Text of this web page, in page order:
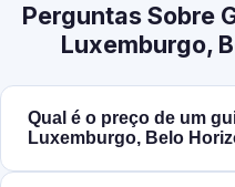
Perguntas Sobre
Luxemburgo,
Qual é o preço de um
Luxemburgo, Belo